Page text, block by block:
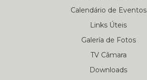
Calendário de Eventos
Links Úteis
Galería de Fotos
TV Câmara
Downloads